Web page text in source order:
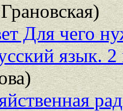
Для чего
язык.